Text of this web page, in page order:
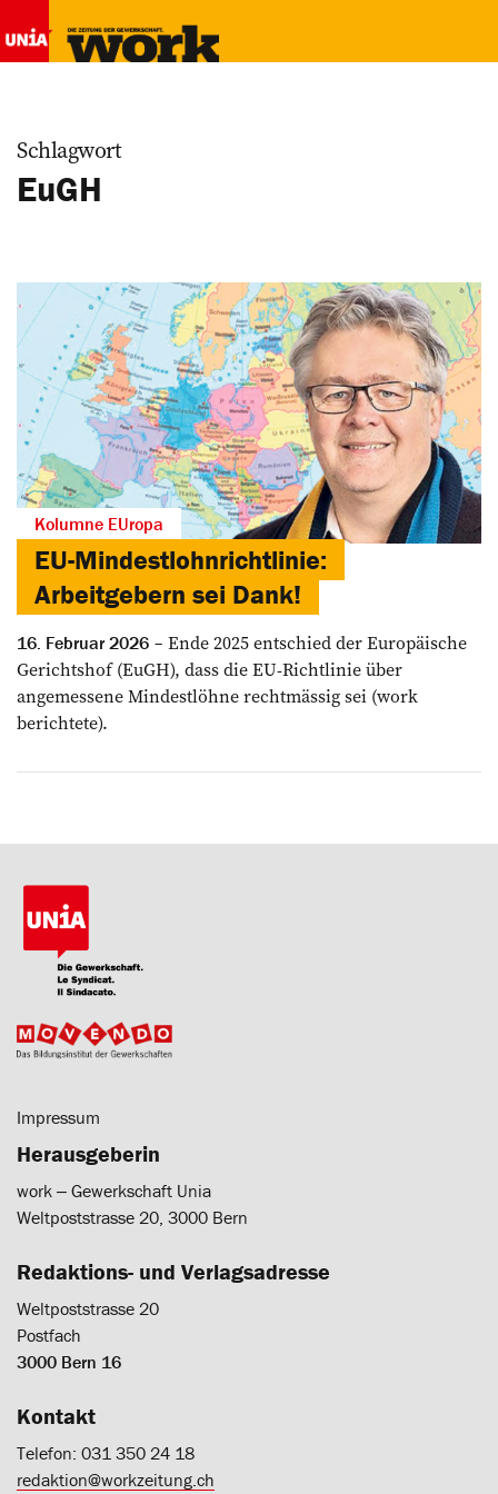
Schlagwort
EuGH
Kolumne EUropa
EU-Mindestlohnrichtlinie:
Arbeitgebern sei Dank!
16. Februar 2026
Ende 2025 entschied der Europäische
Gerichtshof (EuGH), dass die EU-Richtlinie über
angemessene Mindestlöhne rechtmäs­sig sei (work
berichtete).
Impressum
Herausgeberin
work ‒ Gewerkschaft Unia
Weltpoststrasse 20, 3000 Bern
Redaktions- und Verlagsadresse
Weltpoststrasse 20
Postfach
3000 Bern 16
Kontakt
Telefon: 031 350 24 18
redaktion@workzeitung.ch